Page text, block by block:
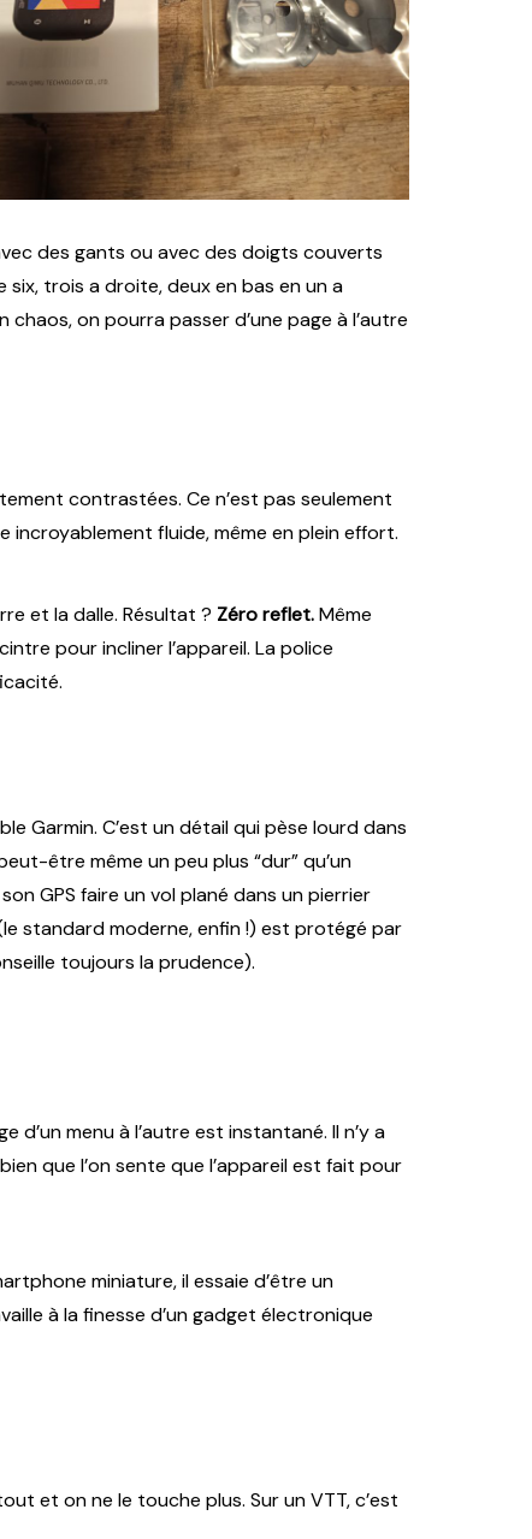
des gants ou avec des doigts couverts
trois a droite, deux en bas en un a
on pourra passer d’une page à l’autre
contrastées. Ce n’est pas seulement
fluide, même en plein effort.
et la dalle. Résultat ? Zéro reflet.Même
pour incliner l’appareil. La police
Garmin. C’est un détail qui pèse lourd dans
être même un peu plus “dur” qu’un
GPS faire un vol plané dans un pierrier
standard moderne, enfin !) est protégé par
toujours la prudence).
menu à l’autre est instantané. Il n’y a
que l’on sente que l’appareil est fait pour
miniature, il essaie d’être un
à la finesse d’un gadget électronique
et on ne le touche plus. Sur un VTT, c’est